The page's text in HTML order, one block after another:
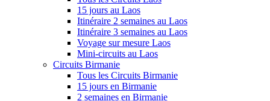
15 jours au Laos
Itinéraire 2 semaines au Laos
Itinéraire 3 semaines au Laos
Voyage sur mesure Laos
Mini-circuits au Laos
Circuits Birmanie
Tous les Circuits Birmanie
15 jours en Birmanie
2 semaines en Birmanie